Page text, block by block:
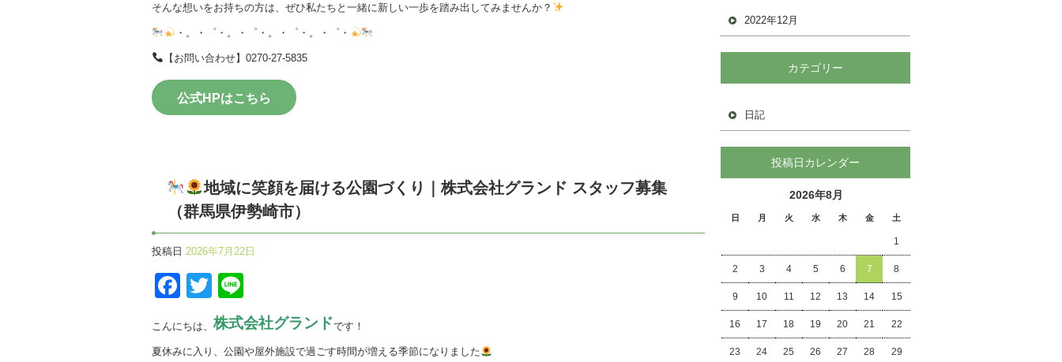
そんな想いをお持ちの方は、ぜひ私たちと一緒に新しい一歩を踏み出してみませんか？
・。・゜・。・゜・。・゜・。・゜・
【お問い合わせ】0270-27-5835
公式HPはこちら
地域に笑顔を届ける公園づくり｜株式会社グランド スタッフ募集
（群馬県伊勢崎市）
投稿日 2026年7月22日
Facebook
Twitter
こんにちは、 株式会社グランドです！
夏休みに入り、公園や屋外施設で過ごす時間が増える季節になりました
2022年12月
カテゴリー
日記
投稿日カレンダー
2026年8月
日 月 火 水 木 金 土
1
2 3 4 5 6 7 8
9 10 11 12 13 14 15
16 17 18 19 20 21 22
23 24 25 26 27 28 29